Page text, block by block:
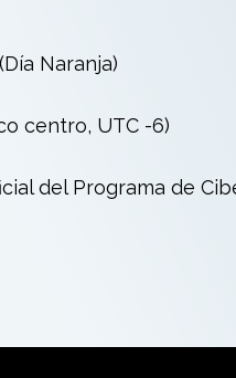
Naranja)
centro, UTC -6)
del Programa de